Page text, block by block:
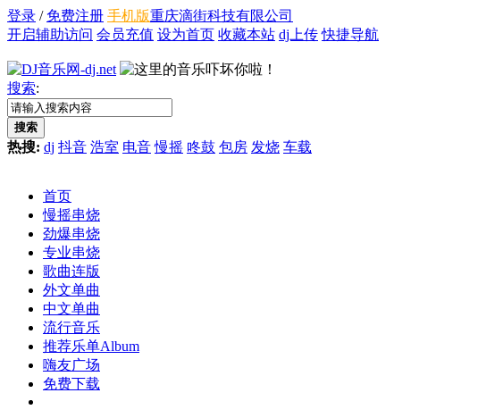
登录 / 免费注册 手机版重庆滴街科技有限公司
开启辅助访问 会员充值 设为首页 收藏本站 dj上传 快捷导航
搜索:
搜索
热搜: dj 抖音 浩室 电音 慢摇 咚鼓 包房 发烧 车载
首页
慢摇串烧
劲爆串烧
专业串烧
歌曲连版
外文单曲
中文单曲
流行音乐
推荐乐单Album
嗨友广场
免费下载